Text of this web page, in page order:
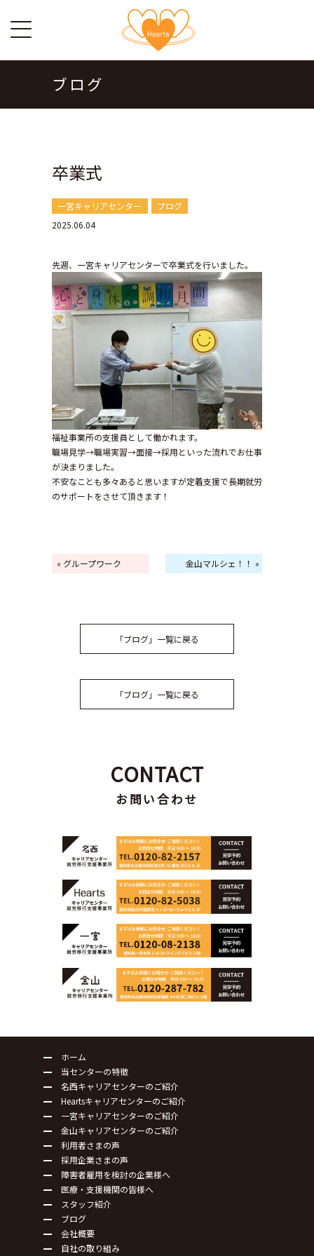
ブログ
卒業式
一宮キャリアセンター
ブログ
2025.06.04
先週、一宮キャリアセンターで卒業式を行いました。
福祉事業所の支援員として働かれます。
職場見学→職場実習→面接→採用といった流れでお仕事
が決まりました。
不安なことも多々あると思いますが定着支援で長期就労
のサポートをさせて頂きます！
« グループワーク 金山マルシェ！！ »
「ブログ」一覧に戻る
「ブログ」一覧に戻る
CONTACT
お問い合わせ
ホーム
当センターの特徴
名西キャリアセンターのご紹介
Heartsキャリアセンターのご紹介
一宮キャリアセンターのご紹介
金山キャリアセンターのご紹介
利用者さまの声
採用企業さまの声
障害者雇用を検討の企業様へ
医療・支援機関の皆様へ
スタッフ紹介
ブログ
会社概要
自社の取り組み